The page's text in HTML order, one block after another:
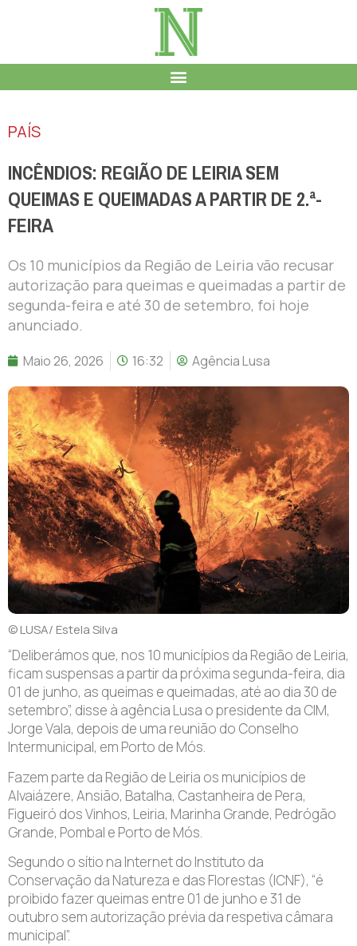
PAÍS
INCÊNDIOS: REGIÃO DE LEIRIA SEM
QUEIMAS E QUEIMADAS A PARTIR DE 2.ª-
FEIRA
Os 10 municípios da Região de Leiria vão recusar
autorização para queimas e queimadas a partir de
segunda-feira e até 30 de setembro, foi hoje
anunciado.
Maio 26, 2026 16:32 Agência Lusa
© LUSA/ Estela Silva
“Deliberámos que, nos 10 municípios da Região de Leiria,
ficam suspensas a partir da próxima segunda-feira, dia
01 de junho, as queimas e queimadas, até ao dia 30 de
setembro”, disse à agência Lusa o presidente da CIM,
Jorge Vala, depois de uma reunião do Conselho
Intermunicipal, em Porto de Mós.
Fazem parte da Região de Leiria os municípios de
Alvaiázere, Ansião, Batalha, Castanheira de Pera,
Figueiró dos Vinhos, Leiria, Marinha Grande, Pedrógão
Grande, Pombal e Porto de Mós.
Segundo o sítio na Internet do Instituto da
Conservação da Natureza e das Florestas (ICNF), “é
proibido fazer queimas entre 01 de junho e 31 de
outubro sem autorização prévia da respetiva câmara
municipal”.